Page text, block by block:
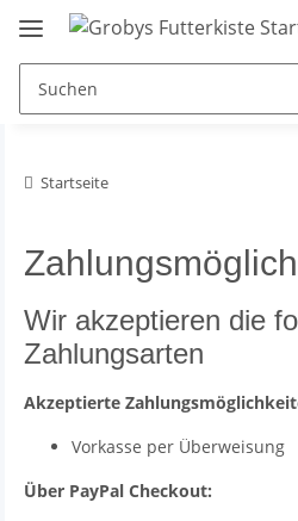
Startseite
Wir akzeptieren die
Zahlungsarten
Akzeptierte
Vorkasse per Überweisung
Über PayPal Checkout: